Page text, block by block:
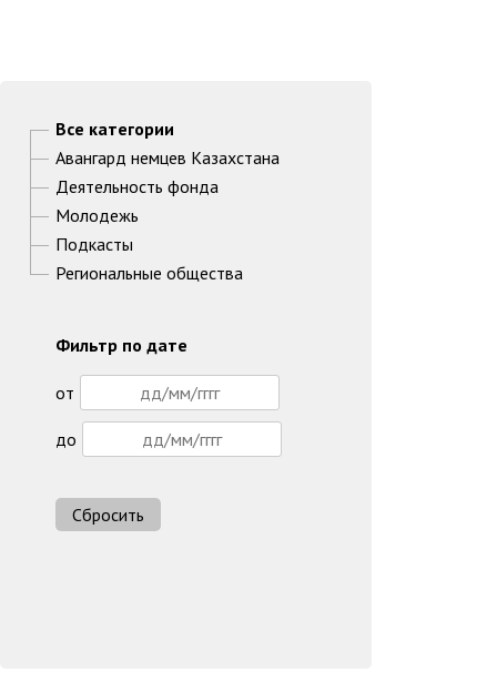
Все категории
Авангард немцев Казахстана
Деятельность фонда
Молодежь
Подкасты
Региональные общества
Фильтр по дате
от
до
Сбросить